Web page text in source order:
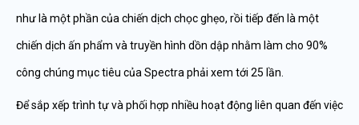
như là một phần của chiến dịch chọc ghẹo, rồi tiếp đến là một
chiến dịch ấn phẩm và truyền hình dồn dập nhằm làm cho 90%
công chúng mục tiêu của Spectra phải xem tới 25 lần.
Để sắp xếp trình tự và phối hợp nhiều hoạt động liên quan đến việc